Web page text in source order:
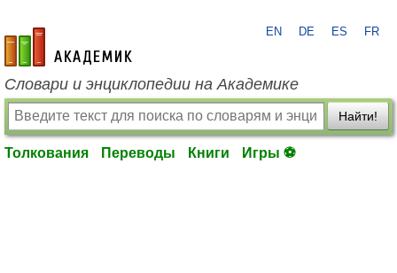
academic.ru
EN DE ES FR
Словари и энциклопедии на Академике
Найти!
Толкования Переводы Книги Игры ⚽